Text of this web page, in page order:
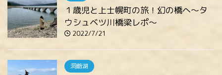
１歳児と上士幌町の旅！幻の橋へ～タ
ウシュベツ川橋梁レポ～
2022/7/21
洞爺湖